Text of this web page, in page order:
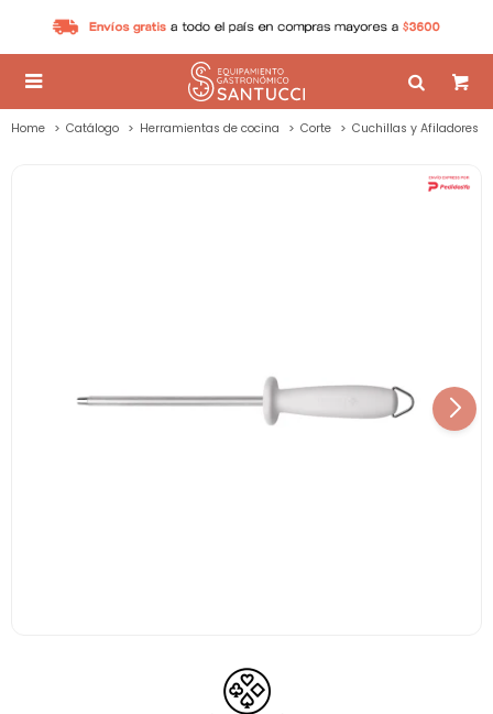

Home Catálogo Herramientas de cocina Corte Cuchillas y Afiladores